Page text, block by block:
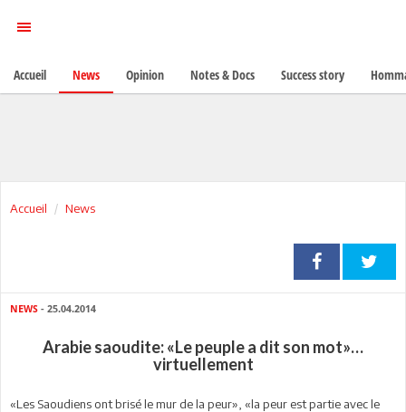
Accueil News
NEWS - 25.04.2014
Arabie saoudite: «Le peuple a dit son mot»…
virtuellement
«Les Saoudiens ont brisé le mur de la peur», «la peur est partie avec le
Accueil News Opinion Notes & Docs Success story